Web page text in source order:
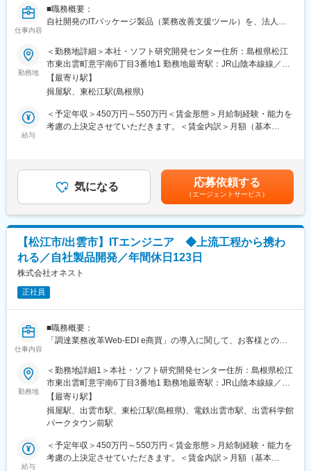
その他、定性観点でも詳細に目標設定を行うため、ご自身が日々
業務で意識することを明確に定め、やりがいや達成感をもって働
■希望休取得
シフト制のため、毎月シフト提出時に希望をご提示していただけ
れば、比較的通りやすい環境です。（土日祝出社必須）
変更の範囲：会社の定める業務
員も多数います。自身の成長とその成果をしっかりと評価しま
す。
未経験の方にも手厚くフォローし、早期に一人前となるフォロー
を致します。入社時の研修を筆頭に各種研修制度を充実させ、社
内情報共有にも強みを持っています。ご経験が無い方でもソフト
バンクの一員として丁寧にサポートします。
●基礎研修
クルーに欠かせないビジネスマナーや接客スキルを学んで頂きま
す。現場経験豊富な社員が研修講師を務め、実務に基づいた丁寧
未経験スタートなので、実践で使えるスキルを指導致します。
■希望休の取得しやすさ
シフト制のため、毎月シフト提出時に希望をご提示していただけ
■キャリアアップ事例
営業としてキャリアを磨く方、社内でも飲食店勤務や教員、工場
勤務など未経験スタートからマネジャーや営業企画、マーケティ
ングなど多岐にわたるキャリアアップ例がございます。
変更の範囲：会社の定める業務
仕事内容
■職務概要：
自社開発のITパッケージ製品（業務改善支援ツール）を、法人顧
への深耕営業まで幅広く担当していただきます。
■職務詳細：
具体的には以下の業務をご担当いただきます。
・見込み顧客への新規架電、訪問
・クライアントの業務課題のヒアリングと分析
・調達業務改革 Web-EDI e商買による業務改善提案の立案・実
・セミナーや展示会等での製品紹介・顧客対応
に関わる情報をインターネットを通じて、調達業務の効率改善や
コスト削減を実現するシステムです。
・発売以来、改良を重ねており、現在では国内外の333事業所、
70,000のサプライヤーに活用されています。
変更の範囲：会社の定める業務
勤務地
＜勤務地詳細＞本社・ソフト研究開発センター住所：島根県松江
市東出雲町意宇南6丁目3番地1 勤務地最寄駅：JR山陰本線線／揖
屋駅受動喫煙対策：屋内全面禁煙変更の範囲：会社の定める事業
所
【最寄り駅】
揖屋駅、東松江駅(島根県)
給与
＜予定年収＞450万円～550万円＜賃金形態＞月給制経験・能力を
考慮の上決定させていただきます。＜賃金内訳＞月額（基本
の他、資格手当、役職手当、技術手当、営業手当、勤務地手当、
通勤手当等などが支給されます。■賞与：年2回 賃金はあくまで
も目安の金額であり、選考を通じて上下する可能性があります。
月給(月額)は固定手当を含めた表記です。
気になる 応募依頼する
（エージェントサービス）
【松江市/出雲市】ITエンジニア ◆上流工程から携わ
れる／自社製品開発／年間休日123日
株式会社オネスト
正社員
仕事内容
■職務概要：
「調達業務改革Web-EDI e商買」の導入に関して、お客様との要
から導入までを担当します。
■職務詳細：
自社製品（サービス／ソフトウェア）の設計開発
・開発計画に基づいて自社製品の設計書を作成する
・導入計画に基づいて自社製品をお客様に導入する
導入後のお客様サポートなどは別の部署が担当をしております。
お客様の希望に合わせてカスタマイズを行うケースもございま
勤務地
＜勤務地詳細1＞本社・ソフト研究開発センター住所：島根県松江
市東出雲町意宇南6丁目3番地1 勤務地最寄駅：JR山陰本線線／揖
屋駅受動喫煙対策：屋内全面禁煙＜勤務地詳細2＞出雲開発センタ
ー住所：島根県出雲市今市町115-１ NTT西日本出雲ビル 2階勤務
地最寄駅：JR山陰本線／出雲市駅受動喫煙対策：屋内全面禁煙変
【最寄り駅】
揖屋駅、出雲市駅、東松江駅(島根県)、電鉄出雲市駅、出雲科学館
パークタウン前駅
給与
＜予定年収＞450万円～550万円＜賃金形態＞月給制経験・能力を
考慮の上決定させていただきます。＜賃金内訳＞月額（基本